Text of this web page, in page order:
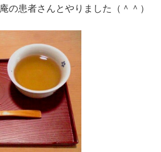
の患者さんとやりました（＾＾）